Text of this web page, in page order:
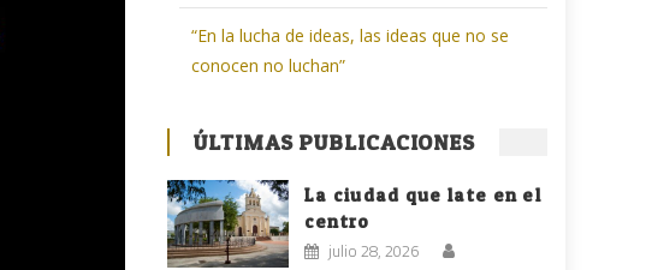
“En la lucha de ideas, las ideas que no se
conocen no luchan”
ÚLTIMAS PUBLICACIONES
La ciudad que late en el
centro
julio 28, 2026